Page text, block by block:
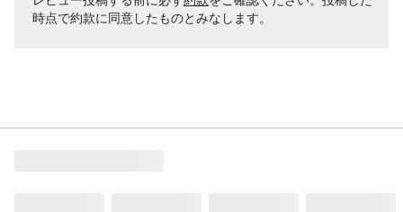
時点で約款に同意したものとみなします。